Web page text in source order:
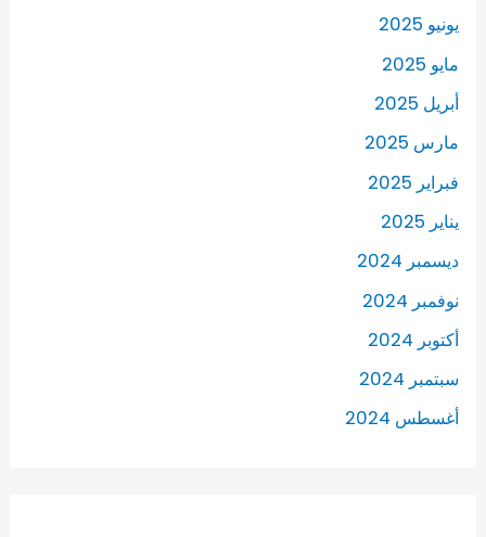
يونيو 2025
مايو 2025
أبريل 2025
مارس 2025
فبراير 2025
يناير 2025
ديسمبر 2024
نوفمبر 2024
أكتوبر 2024
سبتمبر 2024
أغسطس 2024